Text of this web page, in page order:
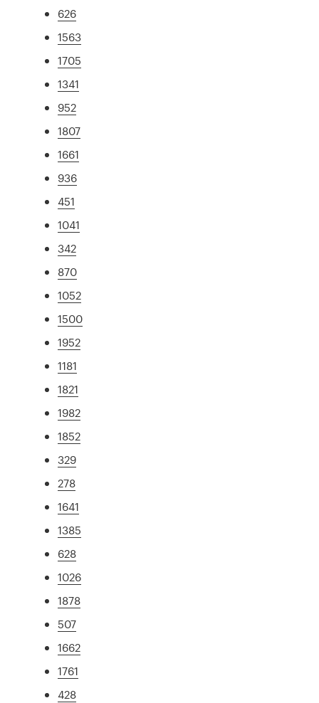
626
1563
1705
1341
952
1807
1661
936
451
1041
342
870
1052
1500
1952
1181
1821
1982
1852
329
278
1641
1385
628
1026
1878
507
1662
1761
428